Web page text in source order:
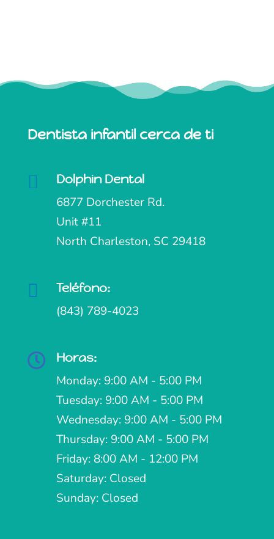
Dentista infantil cerca de ti
 Dolphin Dental
6877 Dorchester Rd.
Unit #11
North Charleston, SC 29418
 Teléfono:
(843) 789-4023
 Horas:
Monday: 9:00 AM - 5:00 PM
Tuesday: 9:00 AM - 5:00 PM
Wednesday: 9:00 AM - 5:00 PM
Thursday: 9:00 AM - 5:00 PM
Friday: 8:00 AM - 12:00 PM
Saturday: Closed
Sunday: Closed